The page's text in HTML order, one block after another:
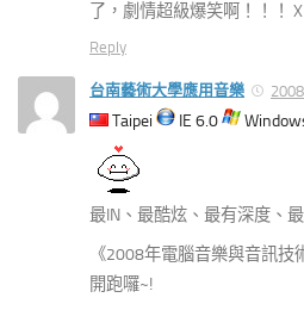
了，劇情超級爆笑啊！！！
Reply
台南藝術大學應用音樂
Taipei IE 6.0
最IN、最酷炫、最有深度、
《2008年電腦音樂與音訊技
開跑囉~!